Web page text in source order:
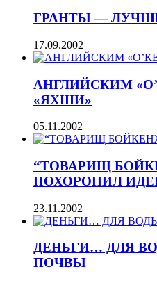
ГРАНТЫ —
17.09.2002
АНГЛИЙСКИМ
«ЯХШИ»
05.11.2002
“ТОВАРИЩ
ПОХОРОНИЛ
23.11.2002
ДЕНЬГИ… ДЛЯ
ПОЧВЫ